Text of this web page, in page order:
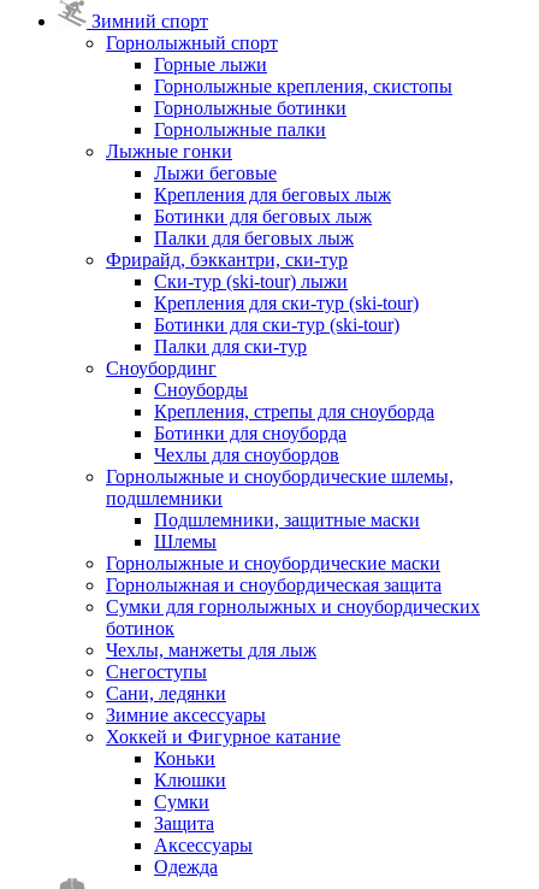
Зимний спорт
Горнолыжный спорт
Горные лыжи
Горнолыжные крепления, скистопы
Горнолыжные ботинки
Горнолыжные палки
Лыжные гонки
Лыжи беговые
Крепления для беговых лыж
Ботинки для беговых лыж
Палки для беговых лыж
Фрирайд, бэккантри, ски-тур
Ски-тур (ski-tour) лыжи
Крепления для ски-тур (ski-tour)
Ботинки для ски-тур (ski-tour)
Палки для ски-тур
Сноубординг
Сноуборды
Крепления, стрепы для сноуборда
Ботинки для сноуборда
Чехлы для сноубордов
Горнолыжные и сноубордические шлемы,
подшлемники
Подшлемники, защитные маски
Шлемы
Горнолыжные и сноубордические маски
Горнолыжная и сноубордическая защита
Сумки для горнолыжных и сноубордических
ботинок
Чехлы, манжеты для лыж
Снегоступы
Сани, ледянки
Зимние аксессуары
Хоккей и Фигурное катание
Коньки
Клюшки
Сумки
Защита
Аксессуары
Одежда